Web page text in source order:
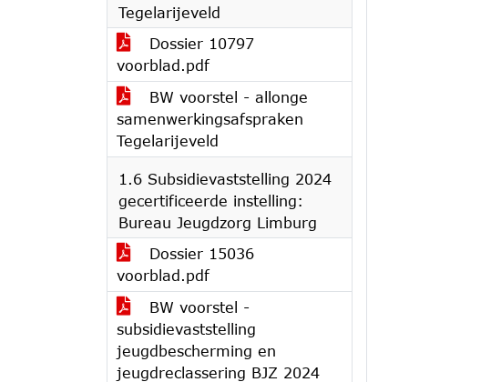
Tegelarijeveld
Dossier 10797
voorblad.pdf
BW voorstel - allonge
samenwerkingsafspraken
Tegelarijeveld
1.6 Subsidievaststelling 2024
gecertificeerde instelling:
Bureau Jeugdzorg Limburg
Dossier 15036
voorblad.pdf
BW voorstel -
subsidievaststelling
jeugdbescherming en
jeugdreclassering BJZ 2024